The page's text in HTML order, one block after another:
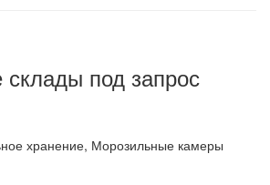
под запрос
хранение, Морозильные камеры